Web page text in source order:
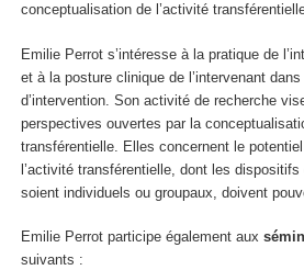
conceptualisation de l’activité
Emilie Perrot s’intéresse à la pratique de
et à la posture clinique de l’intervenant
d’intervention. Son activité de recherche
perspectives ouvertes par la
transférentielle. Elles concernent le
l’activité transférentielle, dont les dispositifs
soient individuels ou groupaux, doivent
Emilie Perrot participe également aux
suivants :